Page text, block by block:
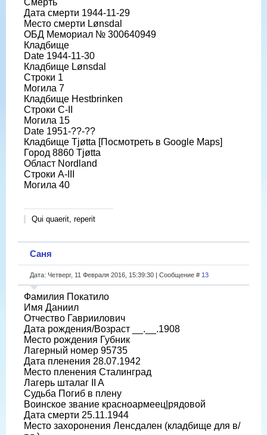
Смерть
Дата смерти 1944-11-29
Место смерти Lønsdal
ОБД Мемориал № 300640949
Кладбище
Date 1944-11-30
Кладбище Lønsdal
Строки 1
Могила 7
Кладбище Hestbrinken
Строки C-II
Могила 15
Date 1951-??-??
Кладбище Tjøtta [Посмотреть в Google Maps]
Город 8860 Tjøtta
Област Nordland
Строки A-III
Могила 40
Qui quaerit, reperit
Саня
Дата: Четверг, 11 Февраля 2016, 15:39:30 | Сообщение # 13
Фамилия Покатило
Имя Даниил
Отчество Гавриилович
Дата рождения/Возраст __.__.1908
Место рождения Губник
Лагерный номер 95735
Дата пленения 28.07.1942
Место пленения Сталинград
Лагерь шталаг II A
Судьба Погиб в плену
Воинское звание красноармеец|рядовой
Дата смерти 25.11.1944
Место захоронения Ленсдален (кладбище для в/